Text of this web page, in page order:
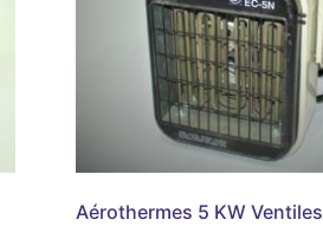
Aérothermes 5 KW Ventiles